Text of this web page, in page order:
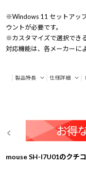
※Windows 11 セットアッ
ウントが必要です。
※カスタマイズで選択でき
対応機能は、各メーカーに
製品特長 仕様詳細
mouse SH-I7U01のクチ